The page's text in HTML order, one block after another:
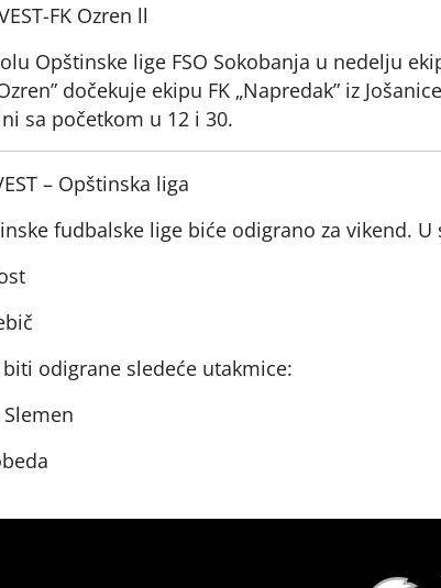
FK Ozren ll
Opštinske lige FSO Sokobanja u nedelju
dočekuje ekipu FK „Napredak” iz
sa početkom u 12 i 30.
– Opštinska liga
fudbalske lige biće odigrano za vikend. U
odigrane sledeće utakmice: